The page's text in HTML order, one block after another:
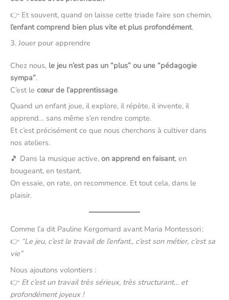
👉 Et souvent, quand on laisse cette triade faire son chemin,
l’enfant comprend bien plus vite et plus profondément.
3. Jouer pour apprendre
Chez nous, le jeu n’est pas un “plus” ou une “pédagogie
sympa”.
C’est le cœur de l’apprentissage.
Quand un enfant joue, il explore, il répète, il invente, il
apprend… sans même s’en rendre compte.
Et c’est précisément ce que nous cherchons à cultiver dans
nos ateliers.
🎵 Dans la musique active, on apprend en faisant, en
bougeant, en testant.
On essaie, on rate, on recommence. Et tout cela, dans le
plaisir.
Comme l’a dit Pauline Kergomard avant Maria Montessori :
👉 “Le jeu, c’est le travail de l’enfant., c’est son métier, c’est sa
vie”
Nous ajoutons volontiers :
👉 Et c’est un travail très sérieux, très structurant… et
profondément joyeux !